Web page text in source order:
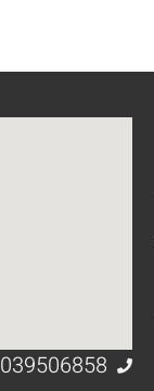
039506858